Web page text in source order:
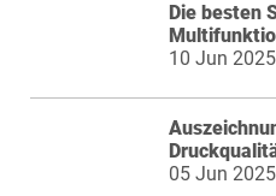
Die besten
10 Jun 2025
05 Jun 2025